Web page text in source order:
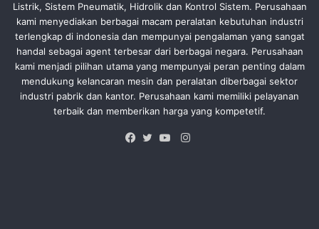
Listrik, Sistem Pneumatik, Hidrolik dan Kontrol Sistem. Perusahaan
kami menyediakan berbagai macam peralatan kebutuhan industri
terlengkap di indonesia dan mempunyai pengalaman yang sangat
handal sebagai agent terbesar dari berbagai negara. Perusahaan
kami menjadi pilihan utama yang mempunyai peran penting dalam
mendukung kelancaran mesin dan peralatan diberbagai sektor
industri pabrik dan kantor. Perusahaan kami memiliki pelayanan
terbaik dan memberikan harga yang kompetetif.
Instagram